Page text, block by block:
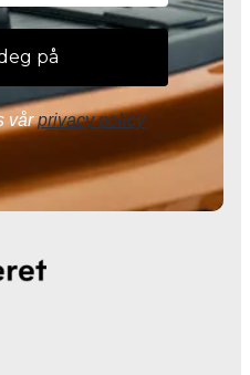
vårprivacy policy